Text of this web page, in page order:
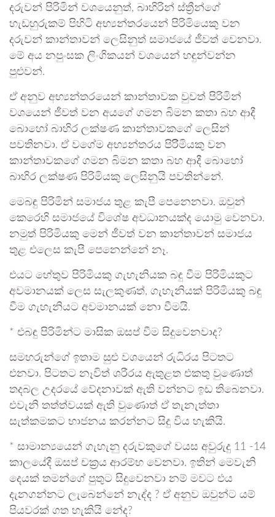
දරුවන් පිරිමින් වශයෙනුත්, බාහිරින් ස්ත්‍රීන්ගේ
හැඩහුරුකම් පිහිටි අභ්‍යන්තරයෙන් පිරිමියෙකු වන
දරුවන් කාන්තාවන් ලෙසිනුත් සමාජයේ ජීවත් වෙනවා.
මේ අය නපුංසක ලිංගිකයන් වශයෙන් හඳුන්වන්න
පුළුවන්.
ඒ අනුව අභ්‍යන්තරයෙන් කාන්තාවක වුවත් පිරිමින්
වශයෙන් ජීවත් වන අයගේ ගමන බිමන කතා බහ ආදී
බොහෝ බාහිර ලක්ෂණ කාන්තාවකගේ ලෙසින්
පවතිනවා. ඒ වගේම අභ්‍යන්තරය පිරිිමියකු වන
කාන්තාවකගේ ගමන බිමන කතා බහ ආදී බොහෝ
බාහිර ලක්ෂණ පිරිමියකු ලෙසිනුයි පවතින්නේ.
මෙබඳු පිරිමින් සමාජය තුළ කැපී පෙනෙනවා. ඔවුන්
කෙරෙහි සමාජයේ විශේෂ අවධානයක්ද යොමු වෙනවා.
නමුත් පිරිමියකු මෙන් ජීවත් වන කාන්තාවන් සමාජය
තුළ එලෙස කැපී පෙනෙන්නේ නෑ.
එයට හේතුව පිරිමියකු ගැහැනියක බඳු වීම පිරිමියකුට
අවමානයක් ලෙස සැලකුණත්, ගැහැනියක් පිරිමියකු බඳු
වීම ගැහැනියට අවමානයක් නො වීමයි.
* එබඳු පිරිමින්ට මාසික ඔසප් වීම සිදුවෙනවාද?
සමහරුන්ගේ ඉතාම සුළු වශයෙන් රුධිරය පිටතට
එනවා. පිටතට නෑවිත් ශරීරය ඇතුළත එකතු වුණොත්
තදබල උදරයේ වේදනාවක් ඇති වන්නට ඉඩ තිබෙනවා.
එවැනි තත්ත්වයක් ඇති වුණොත් ඒ තැනැත්තා
සැත්කමකට භාජනය කරන්නට සිදු විය හැකියි.
* සාමාන්‍යයෙන් ගැහැනු දරුවකුගේ වයස අවුරුදු 11 -14
කාලයේදී ඔසප් චක්‍රය ආරම්භ වෙනවා. ඉතින් මෙවැනි
දෙයක් තමන්ගේ පුතුට සිදුවෙනවා නම් මවට එය
දැනගන්නට ලැබෙන්නේ නැද්ද ? ඒ අනුව ඔවුන්ට යම්
පියවරක් ගත හැකියි නේද?